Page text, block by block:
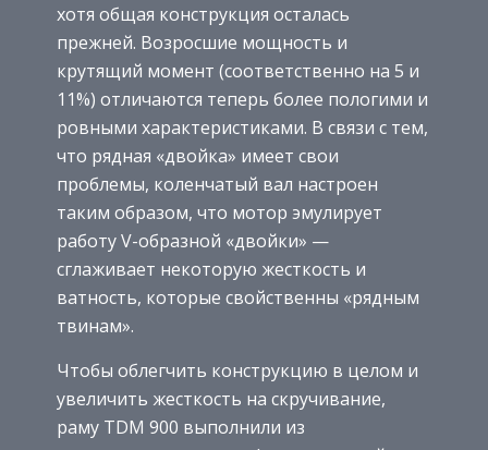
хотя общая конструкция осталась
прежней. Возросшие мощность и
крутящий момент (соответственно на 5 и
11%) отличаются теперь более пологими и
ровными характеристиками. В связи с тем,
что рядная «двойка» имеет свои
проблемы, коленчатый вал настроен
таким образом, что мотор эмулирует
работу V-образной «двойки» —
сглаживает некоторую жесткость и
ватность, которые свойственны «рядным
твинам».
Чтобы облегчить конструкцию в целом и
увеличить жесткость на скручивание,
раму TDM 900 выполнили из